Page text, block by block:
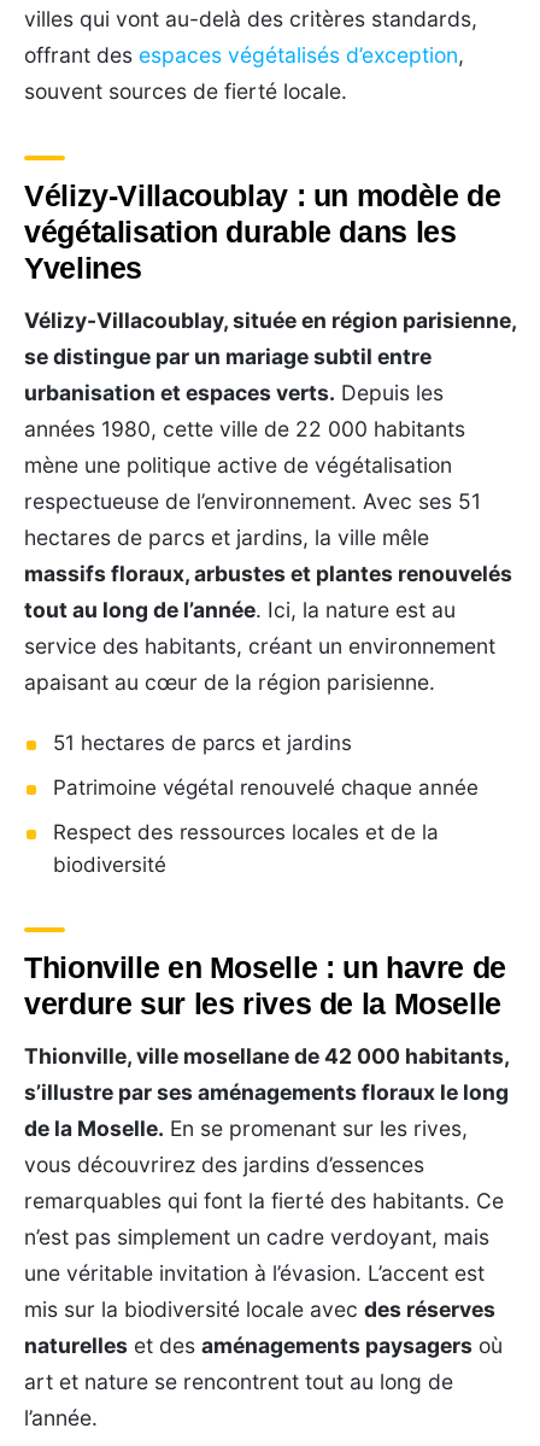
villes qui vont au-delà des critères standards,
offrant des espaces végétalisés d’exception,
souvent sources de fierté locale.
Vélizy-Villacoublay : un modèle de
végétalisation durable dans les
Yvelines
Vélizy-Villacoublay, située en région parisienne,
se distingue par un mariage subtil entre
urbanisation et espaces verts. Depuis les
années 1980, cette ville de 22 000 habitants
mène une politique active de végétalisation
respectueuse de l’environnement. Avec ses 51
hectares de parcs et jardins, la ville mêle
massifs floraux, arbustes et plantes renouvelés
tout au long de l’année. Ici, la nature est au
service des habitants, créant un environnement
apaisant au cœur de la région parisienne.
51 hectares de parcs et jardins
Patrimoine végétal renouvelé chaque année
Respect des ressources locales et de la
biodiversité
Thionville en Moselle : un havre de
verdure sur les rives de la Moselle
Thionville, ville mosellane de 42 000 habitants,
s’illustre par ses aménagements floraux le long
de la Moselle. En se promenant sur les rives,
vous découvrirez des jardins d’essences
remarquables qui font la fierté des habitants. Ce
n’est pas simplement un cadre verdoyant, mais
une véritable invitation à l’évasion. L’accent est
mis sur la biodiversité locale avec des réserves
naturelles et des aménagements paysagers où
art et nature se rencontrent tout au long de
l’année.